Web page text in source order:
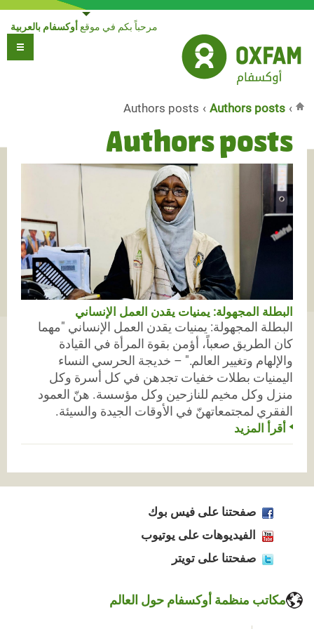
مرحباً بكم في موقع أوكسفام بالعربية
أنت هنا
›
Authors posts
›
Authors posts
Authors posts
البطلة المجهولة: يمنيات يقدن العمل الإنساني
البطلة المجهولة: يمنيات يقدن العمل الإنساني "مهما
كان الطريق صعباً، أؤمن بقوة المرأة في القيادة
والإلهام وتغيير العالم." – خديجة الحرسي النساء
اليمنيات بطلات خفيات تجدهن في كل أسرة وكل
منزل وكل مخيم للنازحين وكل مؤسسة. هنّ العمود
الفقري لمجتمعاتهنّ في الأوقات الجيدة والسيئة.
أقرأ المزيد
صفحتنا على فيس بوك
الفيديوهات على يوتيوب
صفحتنا على تويتر
مكاتب منظمة أوكسفام حول العالم